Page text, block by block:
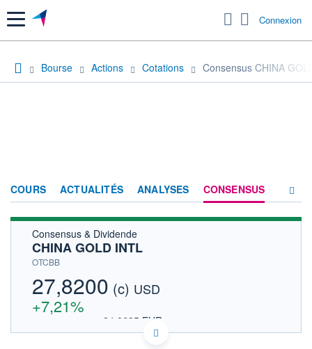
Menu Connexion
Bourse Actions Cotations Consensus CHINA
COURS ACTUALITÉS ANALYSES CONSENSUS
ACTIONNAIRES
Consensus & Dividende
CHINA GOLD INTL
OTCBB
27,8200 (c) USD
+7,21%
24,0685 EUR